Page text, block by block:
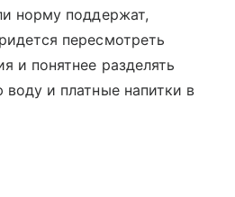
норму поддержат,
пересмотреть
и понятнее разделять
воду и платные напитки в